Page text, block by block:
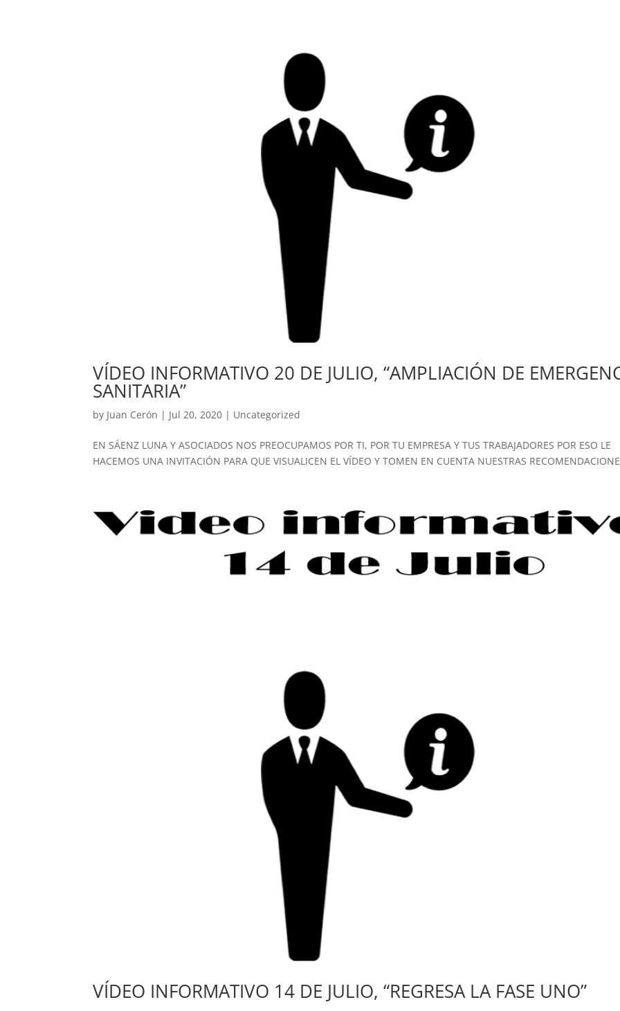
VÍDEO INFORMATIVO 20 DE JULIO, “AMPLIACIÓN DE
SANITARIA”
by Juan Cerón | Jul 20, 2020 | Uncategorized
EN SÁENZ LUNA Y ASOCIADOS NOS PREOCUPAMOS POR TI, POR TU EMPRESA Y TUS TRABAJADORES POR ESO LE
HACEMOS UNA INVITACIÓN PARA QUE VISUALICEN EL VÍDEO Y TOMEN EN CUENTA NUESTRAS
VÍDEO INFORMATIVO 14 DE JULIO, “REGRESA LA FASE UNO”